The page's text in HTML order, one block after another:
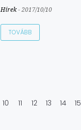
Hírek -2017/10/10
TOVÁBB
10 11 12 13 14 15